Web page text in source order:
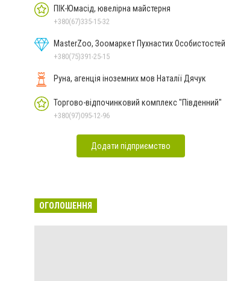
ПІК-Юмасід, ювелірна майстерня
+380(67)335-15-32
MasterZoo, Зоомаркет Пухнастих Особистостей
+380(75)391-25-15
Руна, агенція іноземних мов Наталії Дячук
Торгово-відпочинковий комплекс "Південний"
+380(97)095-12-96
Додати підприємство
ОГОЛОШЕННЯ